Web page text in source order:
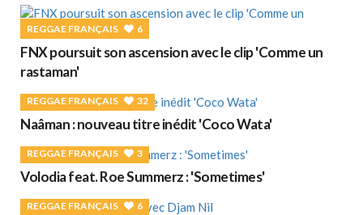
REGGAE FRANÇAIS 6
FNX poursuit son ascension avec le clip 'Comme un
rastaman'
REGGAE FRANÇAIS 32
Naâman : nouveau titre inédit 'Coco Wata'
REGGAE FRANÇAIS 3
Volodia feat. Roe Summerz : 'Sometimes'
REGGAE FRANÇAIS 6